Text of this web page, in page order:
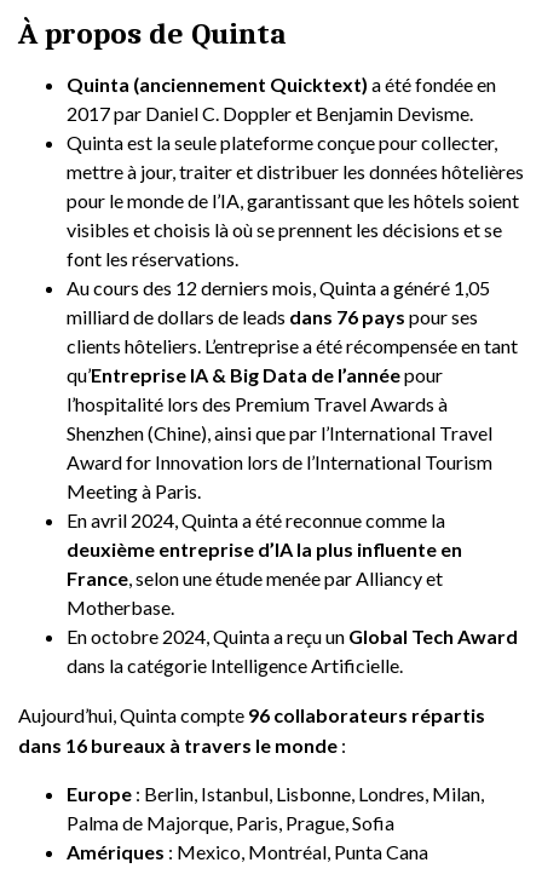
À propos de Quinta
Quinta (anciennement Quicktext) a été fondée en
2017 par Daniel C. Doppler et Benjamin Devisme.
Quinta est la seule plateforme conçue pour collecter,
mettre à jour, traiter et distribuer les données hôtelières
pour le monde de l’IA, garantissant que les hôtels soient
visibles et choisis là où se prennent les décisions et se
font les réservations.
Au cours des 12 derniers mois, Quinta a généré 1,05
milliard de dollars de leads dans 76 pays pour ses
clients hôteliers. L’entreprise a été récompensée en tant
qu’Entreprise IA & Big Data de l’annéepour
l’hospitalité lors des Premium Travel Awards à
Shenzhen (Chine), ainsi que par l’International Travel
Award for Innovation lors de l’International Tourism
Meeting à Paris.
En avril 2024, Quinta a été reconnue comme la
deuxième entreprise d’IA la plus influente en
France, selon une étude menée par Alliancy et
Motherbase.
En octobre 2024, Quinta a reçu un Global Tech Award
dans la catégorie Intelligence Artificielle.
Aujourd’hui, Quinta compte 96 collaborateurs répartis
dans 16 bureaux à travers le monde :
Europe : Berlin, Istanbul, Lisbonne, Londres, Milan,
Palma de Majorque, Paris, Prague, Sofia
Amériques : Mexico, Montréal, Punta Cana